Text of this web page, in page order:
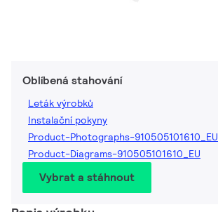
Oblíbená stahování
Leták výrobků
Instalační pokyny
Product-Photographs-910505101610_EU
Product-Diagrams-910505101610_EU
Vybrat a stáhnout